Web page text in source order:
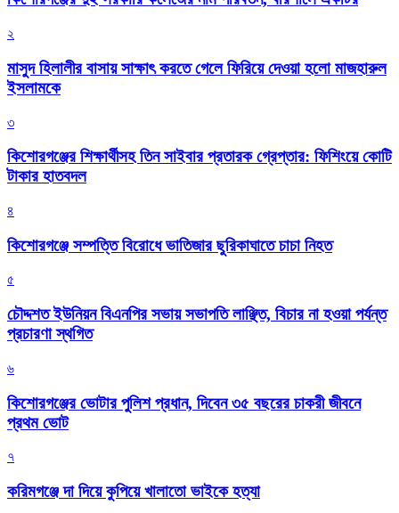
২
মাসুদ হিলালীর বাসায় সাক্ষাৎ করতে গেলে ফিরিয়ে দেওয়া হলো মাজহারুল
ইসলামকে
৩
কিশোরগঞ্জের শিক্ষার্থীসহ তিন সাইবার প্রতারক গ্রেপ্তার: ফিশিংয়ে কোটি
টাকার হাতবদল
৪
কিশোরগঞ্জে সম্পত্তি বিরোধে ভাতিজার ছুরিকাঘাতে চাচা নিহত
৫
চৌদ্দশত ইউনিয়ন বিএনপির সভায় সভাপতি লাঞ্ছিত, বিচার না হওয়া পর্যন্ত
প্রচারণা স্থগিত
৬
কিশোরগঞ্জের ভোটার পুলিশ প্রধান, দিবেন ৩৫ বছরের চাকরী জীবনে
প্রথম ভোট
৭
করিমগঞ্জে দা দিয়ে কুপিয়ে খালাতো ভাইকে হত্যা